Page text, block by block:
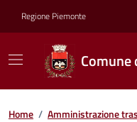
Regione Piemonte
Comune
Home / Amministrazione